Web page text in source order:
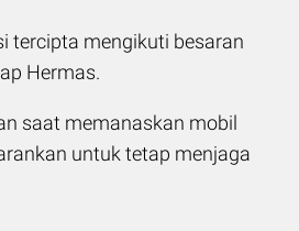
tercipta mengikuti besaran
Hermas.
saat memanaskan mobil
untuk tetap menjaga